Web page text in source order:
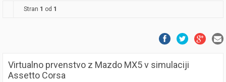
Stran 1 od 1
Virtualno prvenstvo z Mazdo MX5 v simulaciji
Assetto Corsa